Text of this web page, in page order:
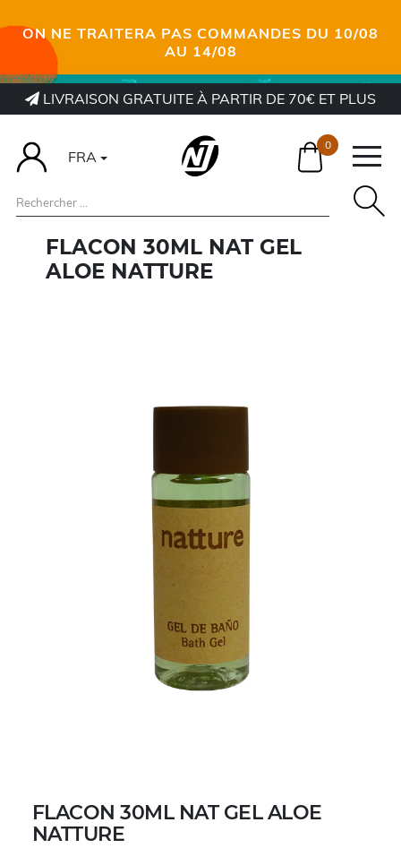
ON NE TRAITERA PAS COMMANDES DU 10/08
AU 14/08
LIVRAISON GRATUITE À PARTIR DE 70€ ET PLUS
FRA
0
FLACON 30ML NAT GEL
ALOE NATTURE
FLACON 30ML NAT GEL ALOE
NATTURE